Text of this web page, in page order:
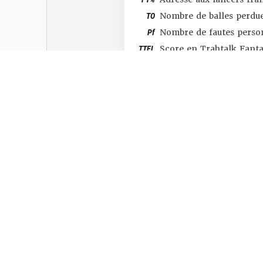
TO Nombre de balles
Pf Nombre de fautes
TTFL Score en Trahtalk